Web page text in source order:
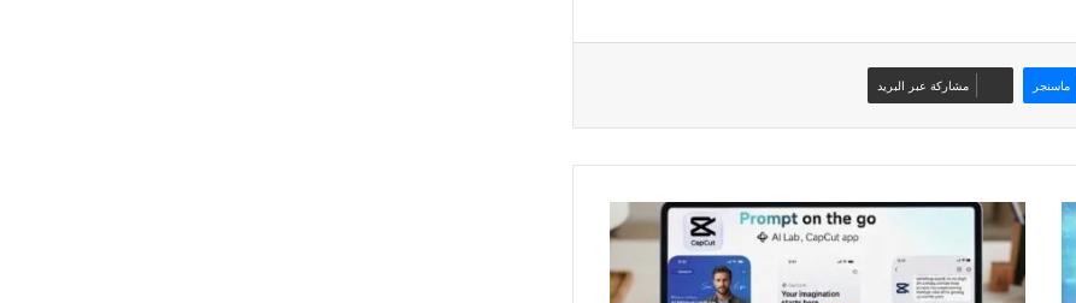
ماسنجر مشاركة عبر البريد
نموذج
"دريمينا
سيدانس
2.0"